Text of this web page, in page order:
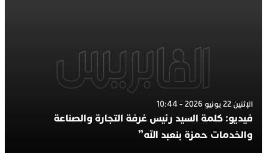
الإثنين 22 يونيو 2026 - 10:44
فيديو: كلمة السيد رئيس غرفة التجارة والصناعة
والخدمات حمزة بنعبد الله”